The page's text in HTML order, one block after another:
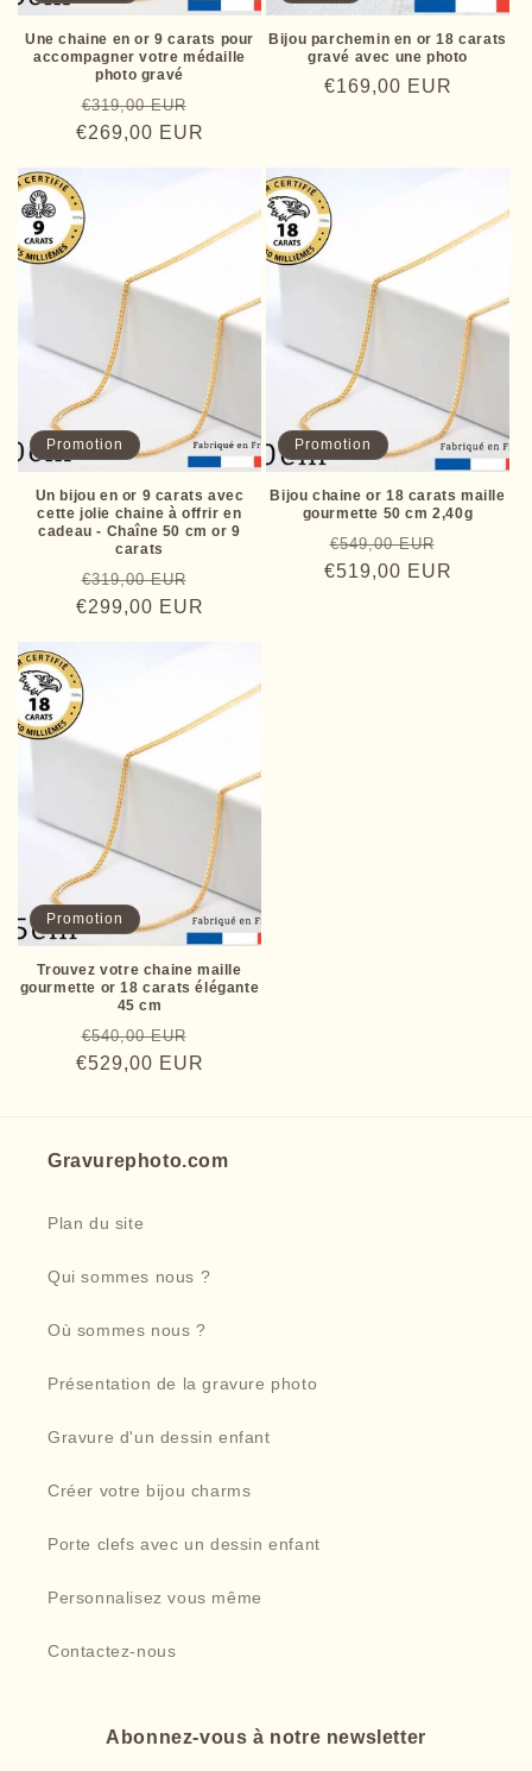
Une chaine en or 9 carats pour
accompagner votre médaille
photo gravé
Prix
habituel
€319,00 EUR
promotionnel
€269,00 EUR
Bijou parchemin en or 18 carats
gravé avec une photo
Prix
€169,00 EUR
Promotion
Un bijou en or 9 carats avec
cette jolie chaine à offrir en
cadeau - Chaîne 50 cm or 9
carats
Prix
habituel
€319,00 EUR
promotionnel
€299,00 EUR
Promotion
Bijou chaine or 18 carats maille
gourmette 50 cm 2,40g
Prix
habituel
€549,00 EUR
€519,00 EUR
Promotion
Trouvez votre chaine maille
gourmette or 18 carats élégante
45 cm
Prix
habituel
€540,00 EUR
promotionnel
€529,00 EUR
Gravurephoto.com
Plan du site
Qui sommes nous ?
Où sommes nous ?
Présentation de la gravure photo
Gravure d'un dessin enfant
Créer votre bijou charms
Porte clefs avec un dessin enfant
Personnalisez vous même
Contactez-nous
Abonnez-vous à notre newsletter